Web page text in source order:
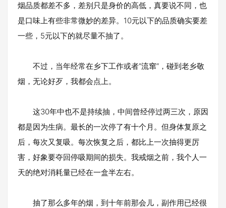
烟品质都差不多，差别只是身价的高低，真要说不同，也
是口味上有些非常微妙的差异。10元以下的品质确实要差
一些，5元以下的就尽量不抽了。
不过，当年经常在乡下工作或者“流窜”，碰到老乡敬
烟，无论好歹，我都会点上。
这30年中也不是持续抽，中间曾经停过两三次，原因
都是因为生病。最长的一次停了有十个月。但身体复原之
后，每次又复吸。每次恢复之后，都比上一次抽得更厉
害，好象要夺回停吸期间的损失。我戒烟之前，我个人一
天的绝对消耗量已经在一盒半左右。
抽了那么多年的烟，到十年前那会儿，副作用已经很